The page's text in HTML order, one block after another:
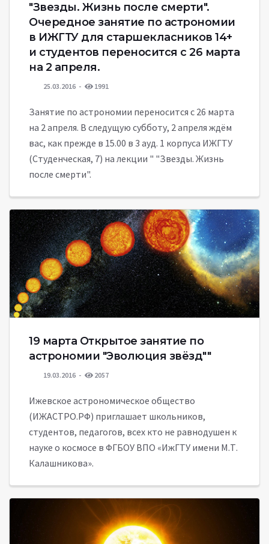
"Звезды. Жизнь после смерти".
Очередное занятие по астрономии
в ИЖГТУ для старшекласников 14+
и студентов переносится с 26 марта
на 2 апреля.
25.03.2016 1991
Занятие по астрономии переносится с 26 марта
на 2 апреля. В следущую субботу, 2 апреля ждём
вас, как прежде в 15.00 в 3 ауд. 1 корпуса ИЖГТУ
(Студенческая, 7) на лекции " "Звезды. Жизнь
после смерти".
19 марта Открытое занятие по
астрономии "Эволюция звёзд""
19.03.2016 2057
Ижевское астрономическое общество
(ИЖАСТРО.РФ) приглашает школьников,
студентов, педагогов, всех кто не равнодушен к
науке о космосе в ФГБОУ ВПО «ИжГТУ имени М.Т.
Калашникова».